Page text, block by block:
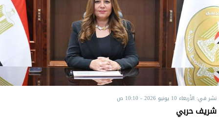
نشر في: الأربعاء 10 يونيو 2026 - 10:10 ص
شريف حربي